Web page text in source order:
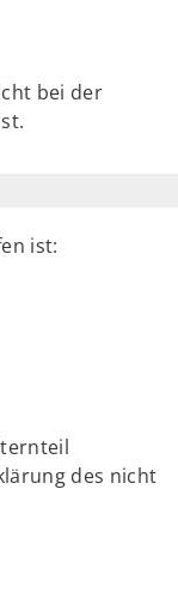
bei der
ist:
des nicht